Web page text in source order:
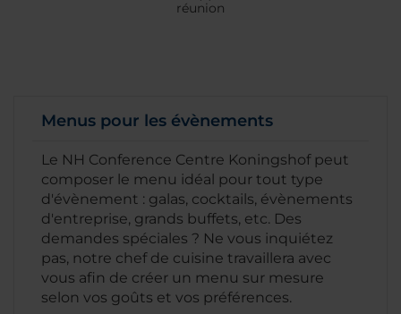
réunion
Menus pour les évènements
Le NH Conference Centre Koningshof peut
composer le menu idéal pour tout type
d'évènement : galas, cocktails, évènements
d'entreprise, grands buffets, etc. Des
demandes spéciales ? Ne vous inquiétez
pas, notre chef de cuisine travaillera avec
vous afin de créer un menu sur mesure
selon vos goûts et vos préférences.